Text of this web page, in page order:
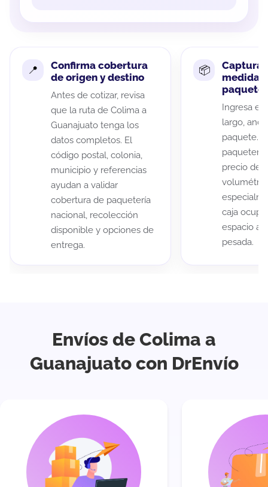
Confirma cobertura
de origen y destino
Antes de cotizar, revisa
que la ruta de Colima a
Guanajuato tenga los
datos completos. El
código postal, colonia,
municipio y referencias
ayudan a validar
cobertura de paquetería
nacional, recolección
disponible y opciones de
entrega.
Captura
medidas
paquete
Ingresa el
largo,
paquete.
precio de
caja
espacio
pesada.
Envíos de Colima a
Guanajuato con DrEnvío